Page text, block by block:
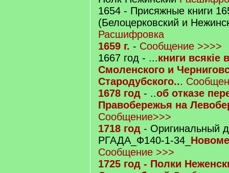
1654 - Присяжные книги
(Белоцерковский и
Расшифровка
1659 г. - Сообщение >>>>
1667 год - ...книги всякіе
Смоленского и
Стародубского...
1678 год - ..об отказе
Правобережья на
Сообщение>>>
1718 год - Оригинальный
РГАДА_Ф140-1-34_
Сообщение >>>
1725 год - Полки